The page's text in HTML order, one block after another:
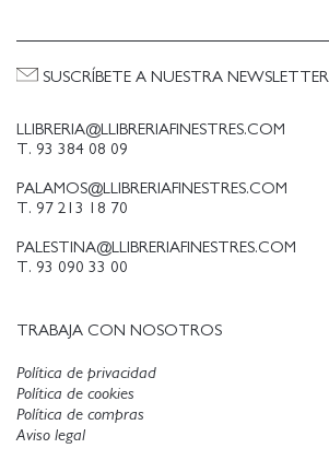
LLIBRERIA@LLIBRERIAFINESTRES.COM
T. 93 384 08 09
PALAMOS@LLIBRERIAFINESTRES.COM
T. 97 213 18 70
PALESTINA@LLIBRERIAFINESTRES.COM
T. 93 090 33 00
TRABAJA CON NOSOTROS
SUSCRÍBETE A NUESTRA NEWSLETTER
Política de privacidad
Política de cookies
Aviso legal
Política de compras